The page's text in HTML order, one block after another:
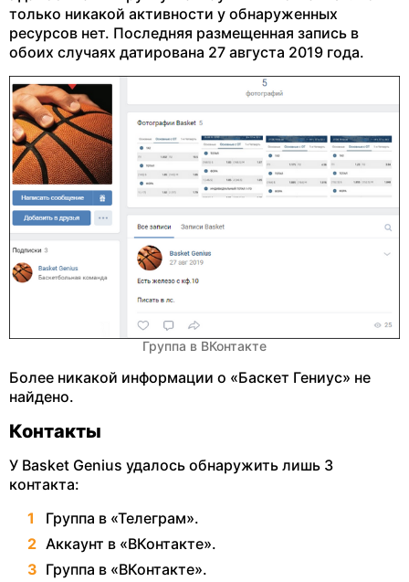
только никакой активности у обнаруженных
ресурсов нет. Последняя размещенная запись в
обоих случаях датирована 27 августа 2019 года.
Группа в ВКонтакте
Более никакой информации о «Баскет Гениус» не
найдено.
Контакты
У Basket Genius удалось обнаружить лишь 3
контакта:
Группа в «Телеграм».
Аккаунт в «ВКонтакте».
Группа в «ВКонтакте».